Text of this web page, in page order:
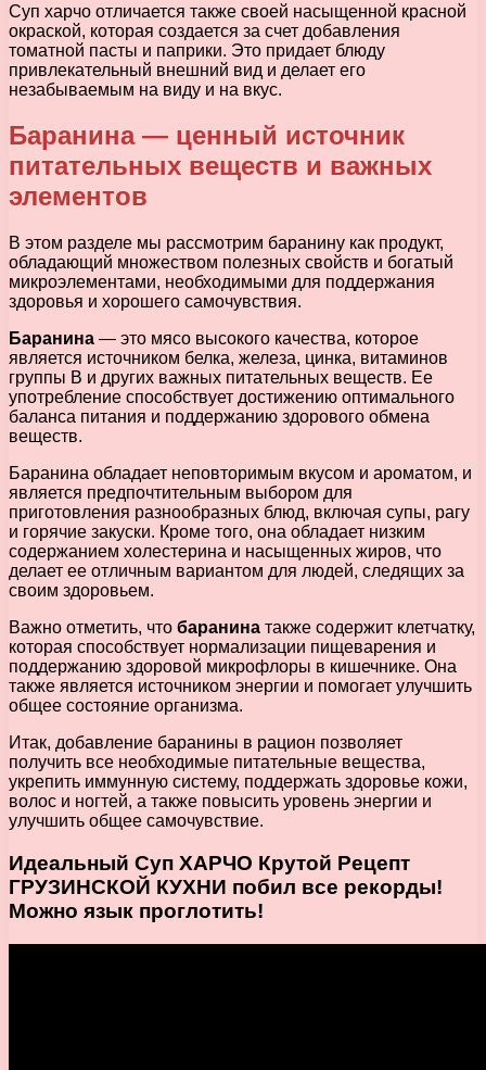
Суп харчо отличается также своей насыщенной красной
окраской, которая создается за счет добавления
томатной пасты и паприки. Это придает блюду
привлекательный внешний вид и делает его
незабываемым на виду и на вкус.
Баранина — ценный источник
питательных веществ и важных
элементов
В этом разделе мы рассмотрим баранину как продукт,
обладающий множеством полезных свойств и богатый
микроэлементами, необходимыми для поддержания
здоровья и хорошего самочувствия.
Баранина — это мясо высокого качества, которое
является источником белка, железа, цинка, витаминов
группы В и других важных питательных веществ. Ее
употребление способствует достижению оптимального
баланса питания и поддержанию здорового обмена
веществ.
Баранина обладает неповторимым вкусом и ароматом, и
является предпочтительным выбором для
приготовления разнообразных блюд, включая супы, рагу
и горячие закуски. Кроме того, она обладает низким
содержанием холестерина и насыщенных жиров, что
делает ее отличным вариантом для людей, следящих за
своим здоровьем.
Важно отметить, что баранина также содержит клетчатку,
которая способствует нормализации пищеварения и
поддержанию здоровой микрофлоры в кишечнике. Она
также является источником энергии и помогает улучшить
общее состояние организма.
Итак, добавление баранины в рацион позволяет
получить все необходимые питательные вещества,
укрепить иммунную систему, поддержать здоровье кожи,
волос и ногтей, а также повысить уровень энергии и
улучшить общее самочувствие.
Идеальный Суп ХАРЧО Крутой Рецепт
ГРУЗИНСКОЙ КУХНИ побил все рекорды!
Можно язык проглотить!